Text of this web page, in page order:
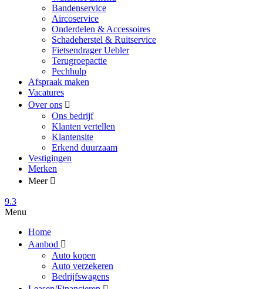
Bandenservice
Aircoservice
Onderdelen & Accessoires
Schadeherstel & Ruitservice
Fietsendrager Uebler
Terugroepactie
Pechhulp
Afspraak maken
Vacatures
Over ons
Ons bedrijf
Klanten vertellen
Klantensite
Erkend duurzaam
Vestigingen
Merken
Meer
9.3
Menu
Home
Aanbod
Auto kopen
Auto verzekeren
Bedrijfswagens